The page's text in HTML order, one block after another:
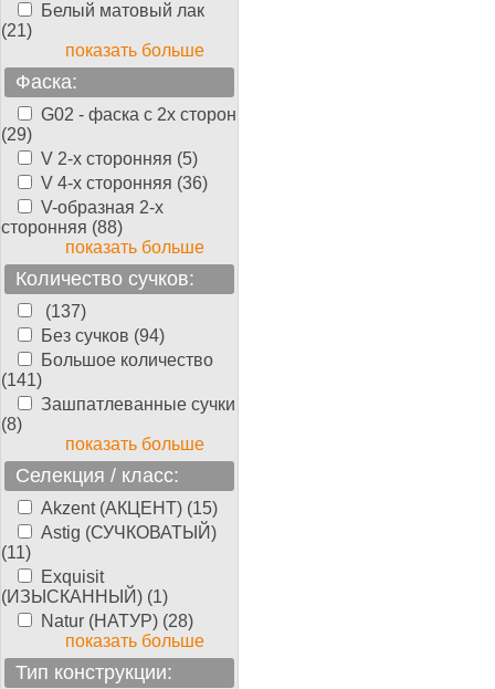
Белый матовый лак
(21)
показать больше
Фаска:
G02 - фаска с 2х сторон
(29)
V 2-х сторонняя (5)
V 4-х сторонняя (36)
V-образная 2-х
сторонняя (88)
показать больше
Количество сучков:
(137)
Без сучков (94)
Большое количество
(141)
Зашпатлеванные сучки
(8)
показать больше
Селекция / класс:
Akzent (АКЦЕНТ) (15)
Astig (СУЧКОВАТЫЙ)
(11)
Exquisit
(ИЗЫСКАННЫЙ) (1)
Natur (НАТУР) (28)
показать больше
Тип конструкции: